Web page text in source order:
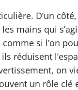
D’un
mains qui
si l’on
réduisent
on
un rôle